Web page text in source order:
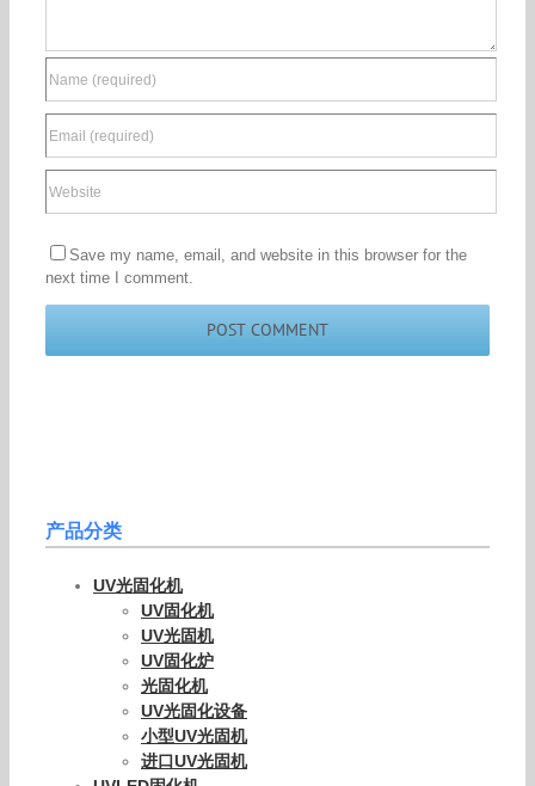
Save my name, email, and website in this browser for the
next time I comment.
产品分类
UV光固化机
UV固化机
UV光固机
UV固化炉
光固化机
UV光固化设备
小型UV光固机
进口UV光固机